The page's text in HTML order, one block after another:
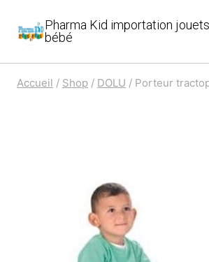
Pharma Kid importation
bébé
Accueil / Shop / DOLU / Porteur